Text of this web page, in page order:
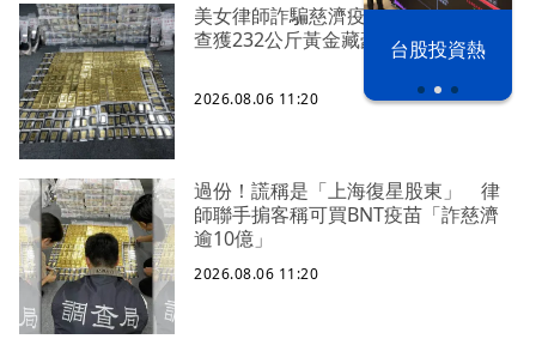
以色列 穹頂
之下
台股投資熱
野球魂 鏡訪
台將
美女律師詐騙慈濟疫苗採購逾10億元
查獲232公斤黃金藏豪宅地板下
2026.08.06 11:20
過份！謊稱是「上海復星股東」 律
師聯手掮客稱可買BNT疫苗「詐慈濟
逾10億」
2026.08.06 11:20